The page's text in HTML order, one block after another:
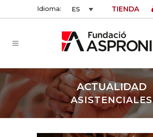
Idioma: ES TIENDA
ACTUALIDAD
ASISTENCIALES